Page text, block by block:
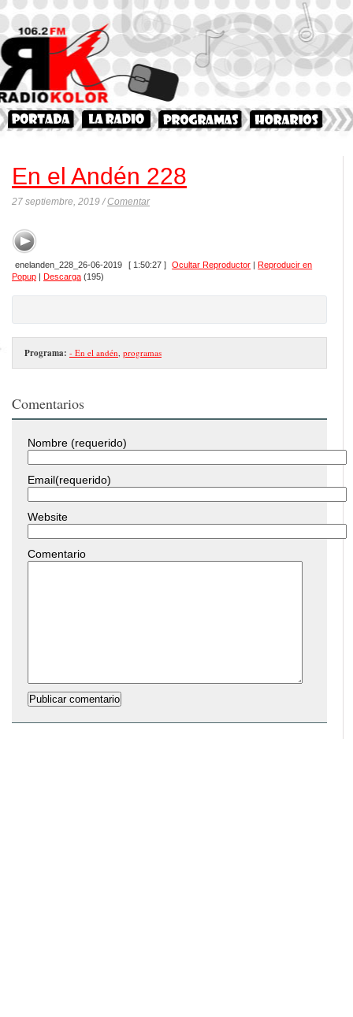
En el Andén 228
27 septiembre, 2019 /Comentar
enelanden_228_26-06-2019 [ 1:50:27 ] Ocultar Reproductor |Reproducir en
Popup | Descarga (195)
Programa: - En el andén programas
Comentarios
Nombre (requerido)
Email(requerido)
Website
Comentario